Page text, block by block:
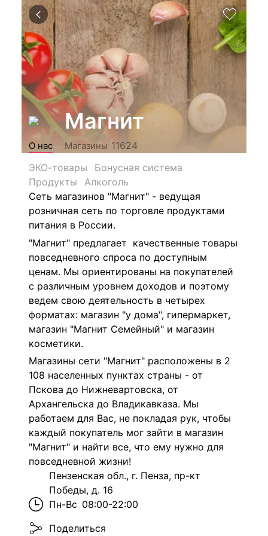
Магнит
О нас Магазины 11624
ЭКО-товары
Бонусная система
Продукты
Алкоголь
Сеть магазинов "Магнит" - ведущая
розничная сеть по торговле продуктами
питания в России.
"Магнит" предлагает качественные товары
повседневного спроса по доступным
ценам. Мы ориентированы на покупателей
с различным уровнем доходов и поэтому
ведем свою деятельность в четырех
форматах: магазин "у дома", гипермаркет,
магазин "Магнит Семейный" и магазин
косметики.
Магазины сети "Магнит" расположены в 2
108 населенных пунктах страны - от
Пскова до Нижневартовска, от
Архангельска до Владикавказа. Мы
работаем для Вас, не покладая рук, чтобы
каждый покупатель мог зайти в магазин
"Магнит" и найти все, что ему нужно для
повседневной жизни!
Пензенская обл., г. Пенза, пр-кт
Победы, д. 16
Пн-Вс 08:00-22:00
Поделиться